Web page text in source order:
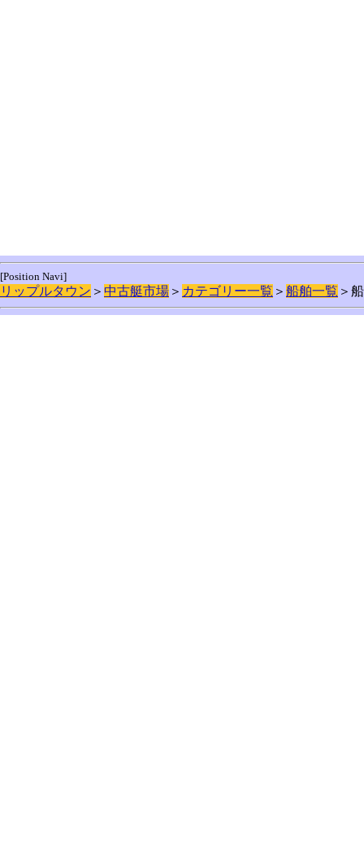
[Position Navi]
リップルタウン ＞ 中古艇市場 ＞ カテゴリー一覧 ＞ 船舶一覧 ＞